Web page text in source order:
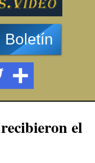
Boletín
el